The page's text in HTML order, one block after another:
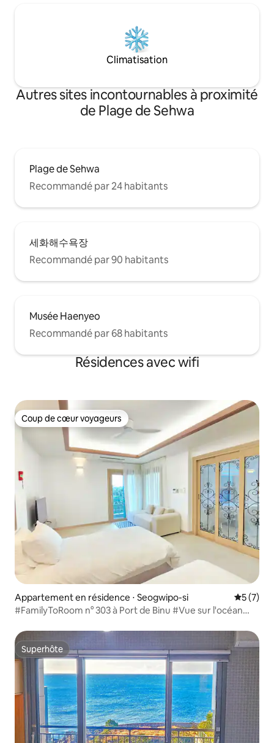
en cas de situation dérangeante (chant
assurer de consulter les instructions
avant de faire une réservation~ Ensuite,
Climatisation
Autres sites incontournables à proximité
de Plage de Sehwa
Plage de Sehwa
Recommandé par 24 habitants
세화해수욕장
Recommandé par 90 habitants
Musée Haenyeo
Recommandé par 68 habitants
Résidences avec wifi
Coup de cœur voyageurs
Coup de cœur voyageurs
Appartement en résidence ⋅ Seogwipo-si
5 (7)
#FamilyToRoom n° 303 à Port de Binu #Vue sur l'océan
#Barbecue #Café du matin #Promenade dans les vergers
de mandarines
Superhôte
Superhôte